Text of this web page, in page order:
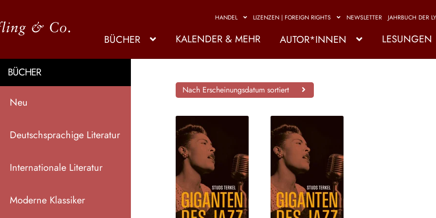
HANDEL LIZENZEN | FOREIGN RIGHTS NEWSLETTER JAHRBUCH DER
BÜCHER KALENDER & MEHR AUTOR*INNEN LESUNGEN
BÜCHER
Neu
Deutschsprachige Literatur
Internationale Literatur
Moderne Klassiker
Nach Erscheinungsdatum sortiert